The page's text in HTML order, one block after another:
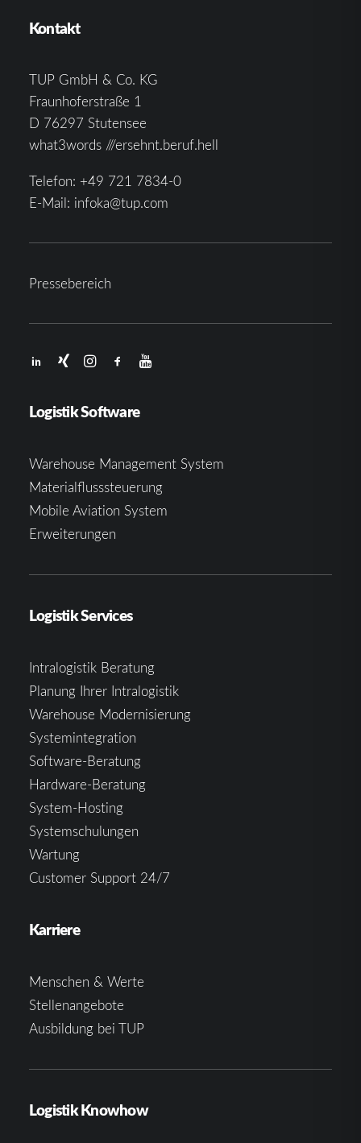
Kontakt
TUP GmbH & Co. KG
Fraunhoferstraße 1
D 76297 Stutensee
what3words ///ersehnt.beruf.hell
Telefon: +49 721 7834-0
E-Mail: infoka@tup.com
Pressebereich
Logistik Software
Warehouse Management System
Materialflusssteuerung
Mobile Aviation System
Erweiterungen
Logistik Services
Intralogistik Beratung
Planung Ihrer Intralogistik
Warehouse Modernisierung
Systemintegration
Software-Beratung
Hardware-Beratung
System-Hosting
Systemschulungen
Wartung
Customer Support 24/7
Karriere
Menschen & Werte
Stellenangebote
Ausbildung bei TUP
Logistik Knowhow